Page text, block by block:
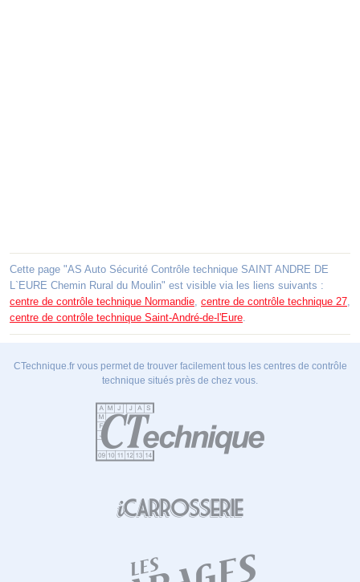
Cette page "AS Auto Sécurité Contrôle technique SAINT ANDRE DE
L`EURE Chemin Rural du Moulin" est visible via les liens suivants :
centre de contrôle technique Normandie, centre de contrôle technique 27,
centre de contrôle technique Saint-André-de-l'Eure.
CTechnique.fr vous permet de trouver facilement tous les centres de contrôle
technique situés près de chez vous.